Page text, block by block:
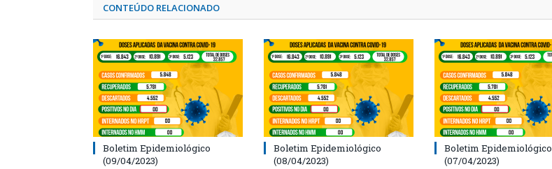
CONTEÚDO RELACIONADO
Boletim Epidemiológico
(09/04/2023)
Boletim Epidemiológico
(08/04/2023)
Boletim Epidemiológico
(07/04/2023)